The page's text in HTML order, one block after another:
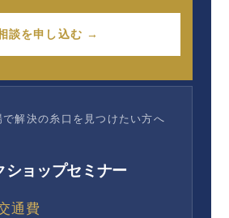
談を申し込む →
で解決の糸口を見つけたい方へ
ショップセミナー
通費